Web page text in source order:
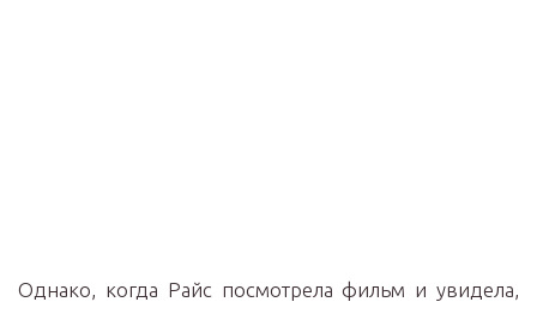
Однако, когда Райс посмотрела фильм и увидела,